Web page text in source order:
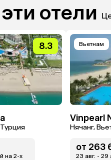
отели
8.3
на 2-x
Вьетнам
Vinpearl
Нячанг,
от 263
23 авг. - 29